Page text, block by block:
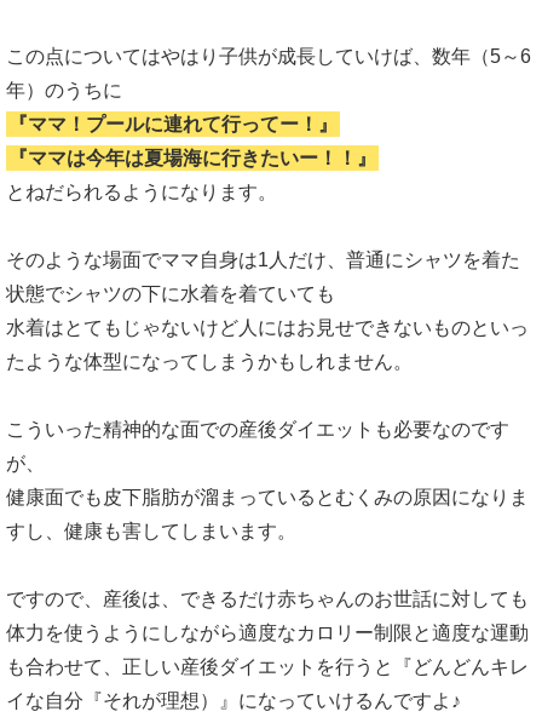
この点についてはやはり子供が成長していけば、数年（5～6
年）のうちに
『ママ！プールに連れて行ってー！』
『ママは今年は夏場海に行きたいー！！』
とねだられるようになります。
そのような場面でママ自身は1人だけ、普通にシャツを着た
状態でシャツの下に水着を着ていても
水着はとてもじゃないけど人にはお見せできないものといっ
たような体型になってしまうかもしれません。
こういった精神的な面での産後ダイエットも必要なのです
が、
健康面でも皮下脂肪が溜まっているとむくみの原因になりま
すし、健康も害してしまいます。
ですので、産後は、できるだけ赤ちゃんのお世話に対しても
体力を使うようにしながら適度なカロリー制限と適度な運動
も合わせて、正しい産後ダイエットを行うと『どんどんキレ
イな自分『それが理想）』になっていけるんですよ♪